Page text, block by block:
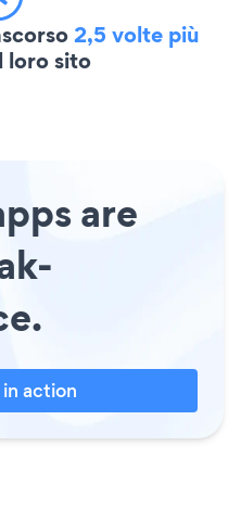
2,5 volte più
loro sito
are
action